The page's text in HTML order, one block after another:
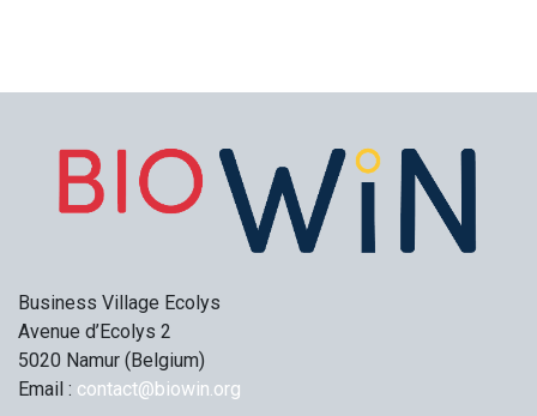
Business Village Ecolys
Avenue d’Ecolys 2
5020 Namur (Belgium)
Email : contact@biowin.org